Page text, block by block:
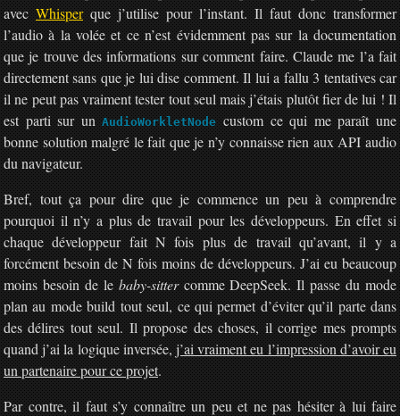
avecWhisperque j’utilise pour l’instant. Il faut donc transformer
l’audio à la volée et ce n’est évidemment pas sur la documentation
que je trouve des informations sur comment faire. Claude me l’a fait
directement sans que je lui dise comment. Il lui a fallu 3 tentatives car
il ne peut pas vraiment tester tout seul mais j’étais plutôt fier de lui ! Il
est parti sur unAudioWorkletNodecustom ce qui me paraît une
bonne solution malgré le fait que je n’y connaisse rien aux API audio
du navigateur.
Bref, tout ça pour dire que je commence un peu à comprendre
pourquoi il n’y a plus de travail pour les développeurs. En effet si
chaque développeur fait N fois plus de travail qu’avant, il y a
forcément besoin de N fois moins de développeurs. J’ai eu beaucoup
moins besoin de lebaby-sittercomme DeepSeek. Il passe du mode
plan au mode build tout seul, ce qui permet d’éviter qu’il parte dans
des délires tout seul. Il propose des choses, il corrige mes prompts
quand j’ai la logique inversée,j’ai vraiment eu l’impression d’avoir eu
un partenaire pour ce projet.
Par contre, il faut s’y connaître un peu et ne pas hésiter à lui faire